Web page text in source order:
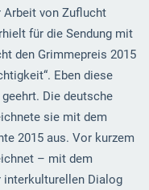
Arbeit von Zuflucht
für die Sendung mit
den Grimmepreis 2015
Eben diese
Die deutsche
sie mit dem
2015 aus. Vor kurzem
– mit dem
interkulturellen Dialog